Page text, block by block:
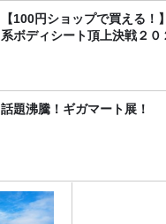
【100円ショップで買える！
系ボディシート頂上決戦２０
話題沸騰！ギガマート展！